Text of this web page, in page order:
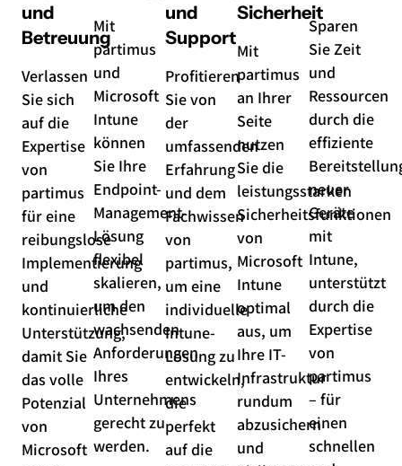
und
Betreuung
Verlassen
Sie sich
auf die
Expertise
von
partimus
für eine
reibungslose
Implementierung
und
kontinuierliche
Unterstützung,
damit Sie
das volle
Potenzial
von
Microsoft
Mit
partimus
und
Microsoft
Intune
können
Sie Ihre
Endpoint-
Management-
Lösung
flexibel
skalieren,
um den
wachsenden
Anforderungen
Ihres
Unternehmens
gerecht zu
werden.
und
Support
Profitieren
Sie von
der
umfassenden
Erfahrung
und dem
Fachwissen
von
partimus,
um eine
individuelle
Intune-
Lösung zu
entwickeln,
die
perfekt
auf die
Sicherheit
Mit
partimus
an Ihrer
Seite
nutzen
Sie die
leistungsstarken
Sicherheitsfunktionen
von
Microsoft
Intune
optimal
aus, um
Ihre IT-
Infrastruktur
rundum
abzusichern
und
Sparen
Sie Zeit
und
Ressourcen
durch die
effiziente
neuer
Geräte
mit
Intune,
unterstützt
durch die
Expertise
von
partimus
– für
einen
schnellen